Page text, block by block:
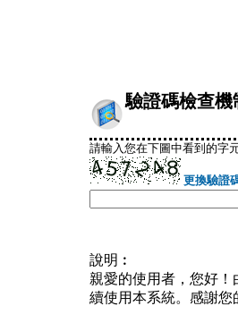
驗證碼檢查機
請輸入您在下圖中看到的字
更換驗證
說明︰
親愛的使用者，您好
續使用本系統。感謝您